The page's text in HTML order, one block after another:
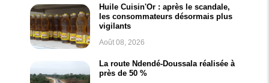
Huile Cuisin'Or : après le scandale,
les consommateurs désormais plus
vigilants
Août 08, 2026
La route Ndendé-Doussala réalisée à
près de 50 %